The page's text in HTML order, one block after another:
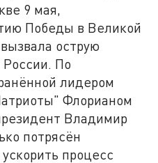
9 мая,
Победы в Великой
острую
По
лидером
Флорианом
Владимир
потрясён
процесс